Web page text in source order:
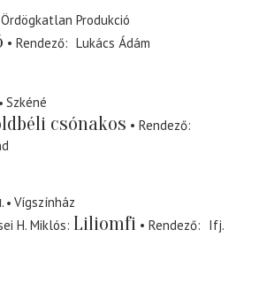
Ördögkatlan Produkció
Rendező
Lukács Ádám
Szkéné
csónakos
Rendező
Vígszínház
H. Miklós Liliomfi Rendező
Ifj.